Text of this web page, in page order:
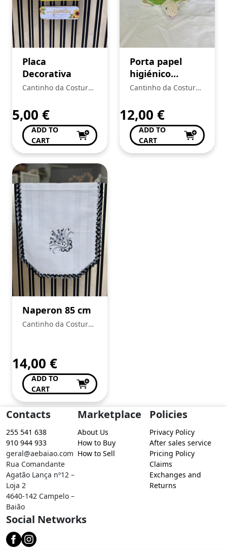
Placa
Decorativa
Cantinho da Costura
5,00 €
ADD TO
CART
Porta papel
higiénico
Tartaruga
Cantinho da Costura
12,00 €
ADD TO
CART
Naperon 85 cm
Cantinho da Costura
14,00 €
ADD TO
CART
Contacts
255 541 638
910 944 933
geral@aebaiao.com
Rua Comandante
Agatão Lança nº12 –
Loja 2
4640-142 Campelo –
Baião
Marketplace
About Us
How to Buy
How to Sell
Policies
Privacy Policy
After sales service
Pricing Policy
Claims
Exchanges and
Returns
Social Networks